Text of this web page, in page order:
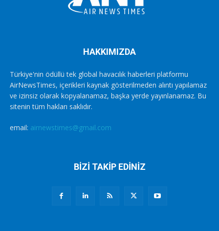
HAKKIMIZDA
Türkiye'nin ödüllü tek global havacılık haberleri platformu
AirNewsTimes, içerikleri kaynak gösterilmeden alıntı yapılamaz
ve izinsiz olarak kopyalanamaz, başka yerde yayınlanamaz. Bu
sitenin tüm hakları saklıdır.
email: airnewstimes@gmail.com
BİZİ TAKİP EDİNİZ